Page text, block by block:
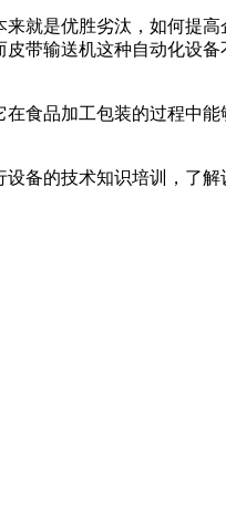
就是优胜劣汰，如何提高
带输送机这种自动化设备
食品加工包装的过程中能
备的技术知识培训，了解